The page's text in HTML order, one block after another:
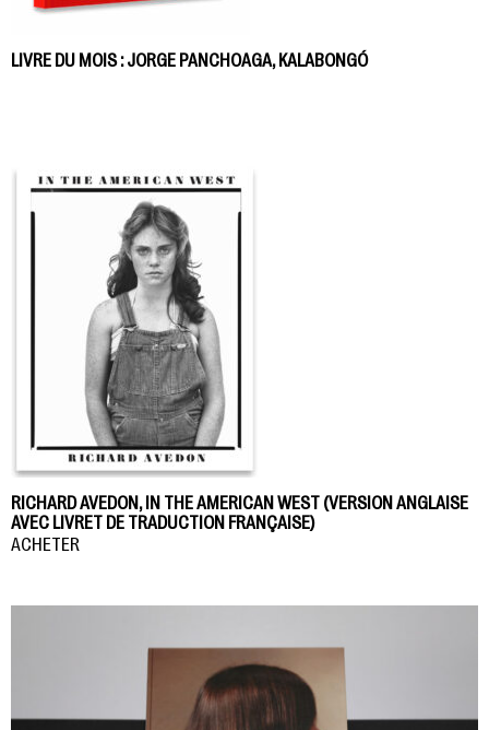
LIVRE DU MOIS : JORGE PANCHOAGA, KALABONGÓ
RICHARD AVEDON, IN THE AMERICAN WEST (VERSION ANGLAISE
AVEC LIVRET DE TRADUCTION FRANÇAISE)
ACHETER